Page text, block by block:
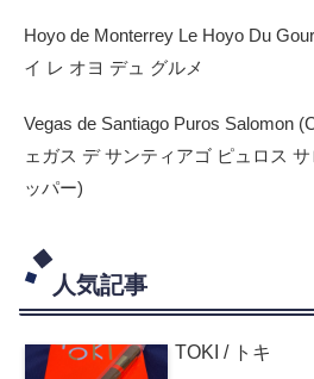
Hoyo de Monterrey Le Hoyo Du
イ レ オヨ デュ グルメ
Vegas de Santiago Puros Salomon
ェガス デ サンティアゴ ピュロス
ッパー)
人気記事
TOKI / トキ